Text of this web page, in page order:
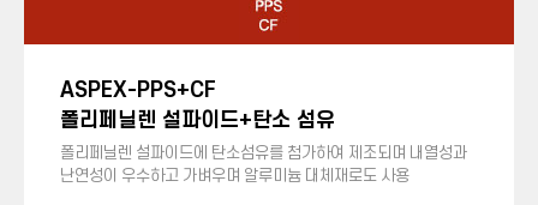
ASPEX-PPS+CF
폴리페닐렌 설파이드+탄소 섬유
폴리페닐렌 설파이드에 탄소섬유를 첨가하여 제조되며 내열성과
난연성이 우수하고 가벼우며 알루미늄 대체재로도 사용